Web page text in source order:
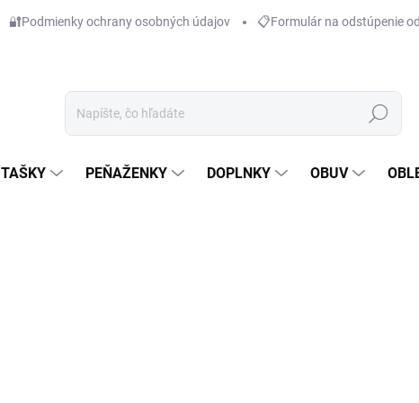
🔐Podmienky ochrany osobných údajov 📋Formulár na odstúpenie od
Hľadať
TAŠKY PEŇAŽENKY DOPLNKY OBUV